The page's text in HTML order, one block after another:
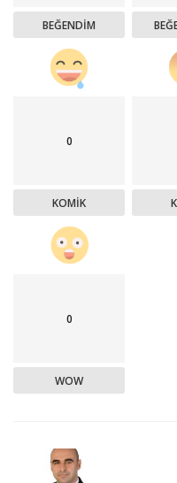
BEĞENDIM
0
KOMIK
0
WOW